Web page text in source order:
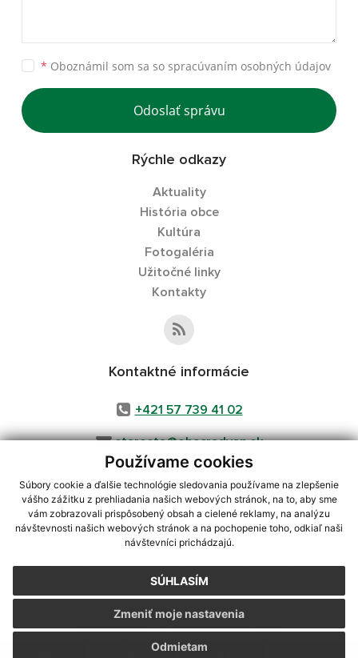
Používame cookies
Súbory cookie a ďalšie technológie sledovania používame na zlepšenie
vášho zážitku z prehliadania našich webových stránok, na to, aby sme
vám zobrazovali prispôsobený obsah a cielené reklamy, na analýzu
návštevnosti našich webových stránok a na pochopenie toho, odkiaľ naši
návštevníci prichádzajú.
SÚHLASÍM
Odmietam
Zmeniť moje nastavenia
* Oboznámil som sa so spracúvaním osobných údajov
Odoslať správu
Rýchle odkazy
Aktuality
História obce
Kultúra
Fotogaléria
Užitočné linky
Kontakty
Kontaktné informácie
+421 57 739 41 02
starosta@obecradvan.sk
využite možnosť získavania aktuálnych informácií s využitím RSS
CMS systém (redakčný) systém ECHELON 2,Mapa stránok,web portál
webex.digital, s.r.o.,domény,registrácia domény
Posledná aktualizácia:06.08.2026
Vytlačiť stránku|Vyhlásenie o prístupnosti